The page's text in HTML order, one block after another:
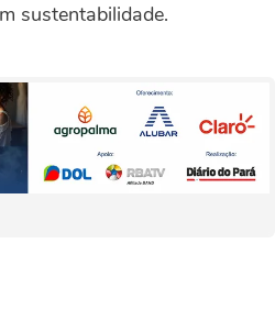
sustentabilidade.